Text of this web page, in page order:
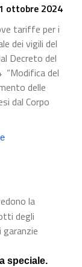
ottobre 2024
tariffe per i
dei vigili del
Decreto del
“Modifica del
delle
dal Corpo
la
degli
speciale.